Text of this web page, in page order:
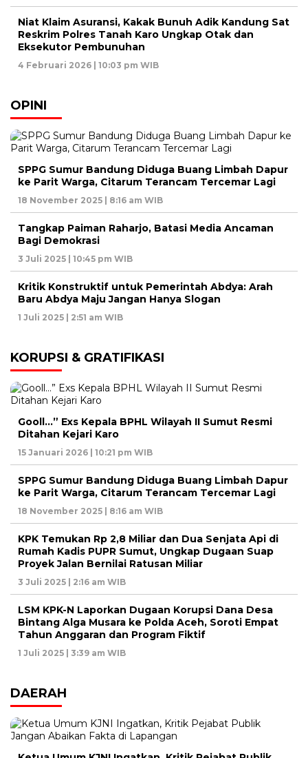
Niat Klaim Asuransi, Kakak Bunuh Adik Kandung Sat
Reskrim Polres Tanah Karo Ungkap Otak dan
Eksekutor Pembunuhan
4 Februari 2026 | 10:03 pm WIB
OPINI
SPPG Sumur Bandung Diduga Buang Limbah Dapur
ke Parit Warga, Citarum Terancam Tercemar Lagi
18 November 2025 | 8:16 am WIB
Tangkap Paiman Raharjo, Batasi Media Ancaman
Bagi Demokrasi
3 Juli 2025 | 10:45 pm WIB
Kritik Konstruktif untuk Pemerintah Abdya: Arah
Baru Abdya Maju Jangan Hanya Slogan
1 Juli 2025 | 2:51 am WIB
KORUPSI & GRATIFIKASI
Gooll…” Exs Kepala BPHL Wilayah II Sumut Resmi
Ditahan Kejari Karo
15 Januari 2026 | 10:21 pm WIB
SPPG Sumur Bandung Diduga Buang Limbah Dapur
ke Parit Warga, Citarum Terancam Tercemar Lagi
18 November 2025 | 8:16 am WIB
KPK Temukan Rp 2,8 Miliar dan Dua Senjata Api di
Rumah Kadis PUPR Sumut, Ungkap Dugaan Suap
Proyek Jalan Bernilai Ratusan Miliar
3 Juli 2025 | 2:16 am WIB
LSM KPK-N Laporkan Dugaan Korupsi Dana Desa
Bintang Alga Musara ke Polda Aceh, Soroti Empat
Tahun Anggaran dan Program Fiktif
1 Juli 2025 | 3:39 am WIB
DAERAH